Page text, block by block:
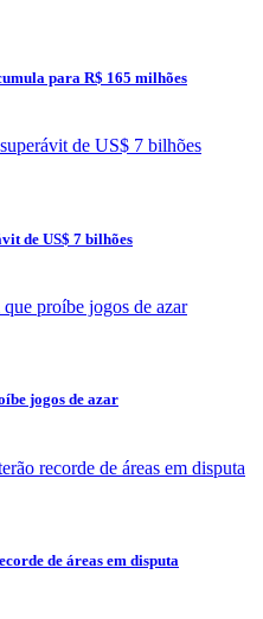
para R$ 165 milhões
de US$ 7 bilhões
jogos de azar
de áreas em disputa